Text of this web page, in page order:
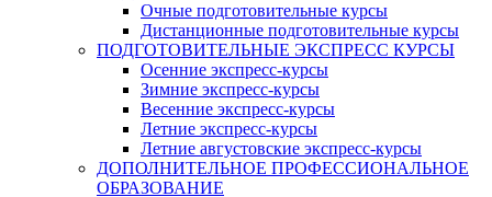
Очные подготовительные курсы
Дистанционные подготовительные курсы
ПОДГОТОВИТЕЛЬНЫЕ ЭКСПРЕСС КУРСЫ
Осенние экспресс-курсы
Зимние экспресс-курсы
Весенние экспресс-курсы
Летние экспресс-курсы
Летние августовские экспресс-курсы
ДОПОЛНИТЕЛЬНОЕ ПРОФЕССИОНАЛЬНОЕ
ОБРАЗОВАНИЕ